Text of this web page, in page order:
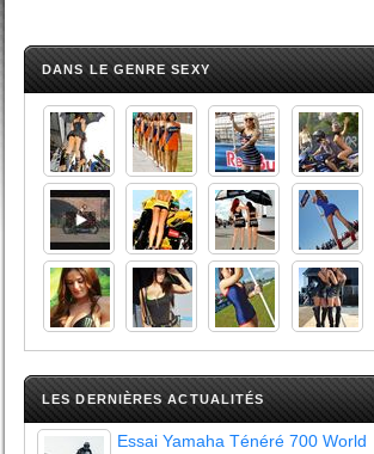
DANS LE GENRE SEXY
LES DERNIÈRES ACTUALITÉS
Essai Yamaha Ténéré 700 World